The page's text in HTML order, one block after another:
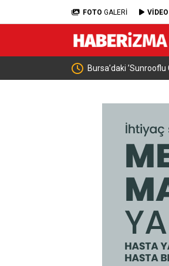
FOTO GALERİ VİDEO
Bahçeli, MHP İl